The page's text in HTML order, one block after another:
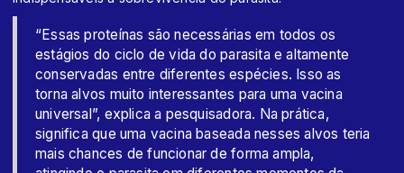
“Essas proteínas são necessárias em todos os
estágios do ciclo de vida do parasita e altamente
conservadas entre diferentes espécies. Isso as
torna alvos muito interessantes para uma vacina
universal”, explica a pesquisadora. Na prática,
significa que uma vacina baseada nesses alvos teria
mais chances de funcionar de forma ampla,